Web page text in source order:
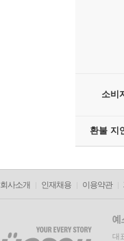
소비
환불 지
회사소개 인재채용 이용약관
대